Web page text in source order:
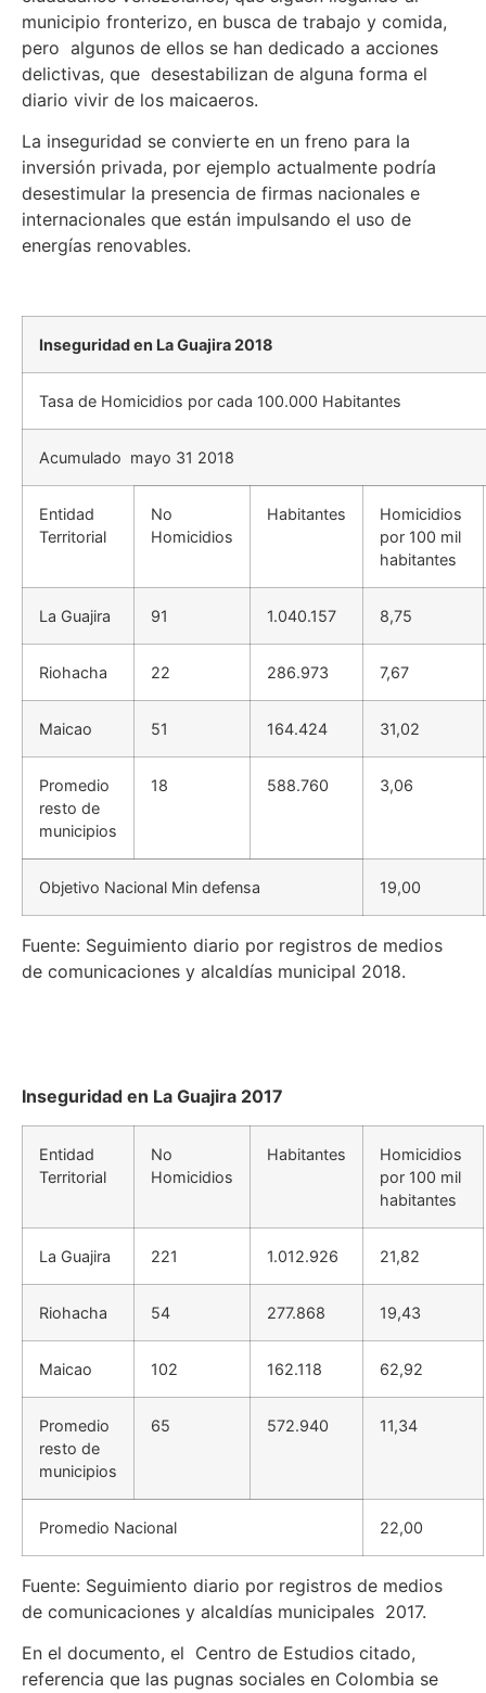
municipio fronterizo, en busca de trabajo y comida,
pero algunos de ellos se han dedicado a acciones
delictivas, que desestabilizan de alguna forma el
diario vivir de los maicaeros.
La inseguridad se convierte en un freno para la
inversión privada, por ejemplo actualmente podría
desestimular la presencia de firmas nacionales e
internacionales que están impulsando el uso de
energías renovables.
Inseguridad en La Guajira 2018
Tasa de Homicidios por cada 100.000 Habitantes
Acumulado mayo 31 2018
Entidad
Territorial
No
Homicidios
Habitantes
Homicidios
por 100 mil
habitantes
La Guajira 91 1.040.157 8,75
Riohacha 22 286.973 7,67
Maicao 51 164.424 31,02
Promedio
resto de
municipios
18 588.760 3,06
Objetivo Nacional Min defensa 19,00
Fuente: Seguimiento diario por registros de medios
de comunicaciones y alcaldías municipal 2018.
Inseguridad en La Guajira 2017
Entidad
Territorial
No
Homicidios
Habitantes
Homicidios
por 100 mil
habitantes
La Guajira 221 1.012.926 21,82
Riohacha 54 277.868 19,43
Maicao 102 162.118 62,92
Promedio
resto de
municipios
65 572.940 11,34
Promedio Nacional 22,00
Fuente: Seguimiento diario por registros de medios
de comunicaciones y alcaldías municipales 2017.
En el documento, el Centro de Estudios citado,
referencia que las pugnas sociales en Colombia se